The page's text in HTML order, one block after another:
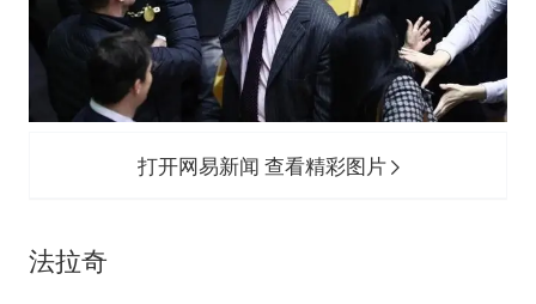
打开网易新闻 查看精彩图片
法拉奇